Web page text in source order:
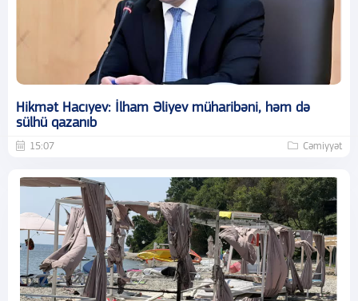
Hikmət Hacıyev: İlham Əliyev müharibəni, həm də
sülhü qazanıb
15:07 Cəmiyyət